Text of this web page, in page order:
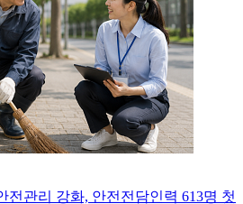
전관리 강화, 안전전담인력 613명 첫